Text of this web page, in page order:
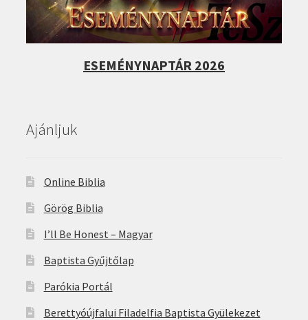
ESEMÉNYNAPTÁR 2026
Ajánljuk
Online Biblia
Görög Biblia
I’ll Be Honest – Magyar
Baptista Gyűjtőlap
Parókia Portál
Berettyóújfalui Filadelfia Baptista Gyülekezet